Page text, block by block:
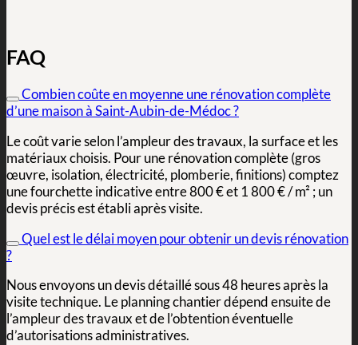
FAQ
Combien coûte en moyenne une rénovation complète
d’une maison à Saint-Aubin-de-Médoc ?
Le coût varie selon l’ampleur des travaux, la surface et les
matériaux choisis. Pour une rénovation complète (gros
œuvre, isolation, électricité, plomberie, finitions) comptez
une fourchette indicative entre 800 € et 1 800 € / m² ; un
devis précis est établi après visite.
Quel est le délai moyen pour obtenir un devis rénovation
?
Nous envoyons un devis détaillé sous 48 heures après la
visite technique. Le planning chantier dépend ensuite de
l’ampleur des travaux et de l’obtention éventuelle
d’autorisations administratives.